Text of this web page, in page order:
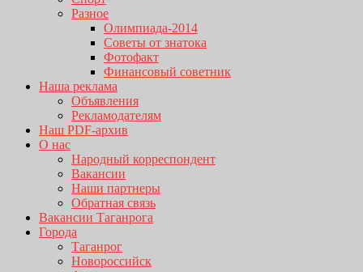
Разное
Олимпиада-2014
Советы от знатока
Фотофакт
Финансовый советник
Наша реклама
Объявления
Рекламодателям
Наш PDF-архив
О нас
Народный корреспондент
Вакансии
Наши партнеры
Обратная связь
Вакансии Таганрога
Города
Таганрог
Новороссийск